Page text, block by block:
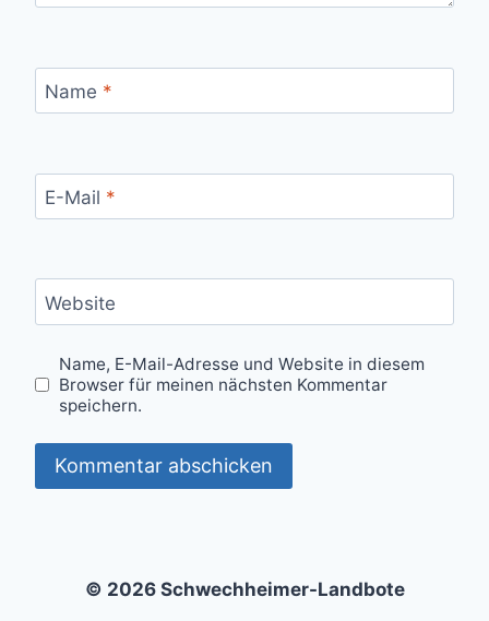
Name *
E-Mail *
Website
Name, E-Mail-Adresse und Website in diesem
Browser für meinen nächsten Kommentar
speichern.
© 2026 Schwechheimer-Landbote